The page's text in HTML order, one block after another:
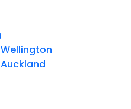
Wellington
Auckland